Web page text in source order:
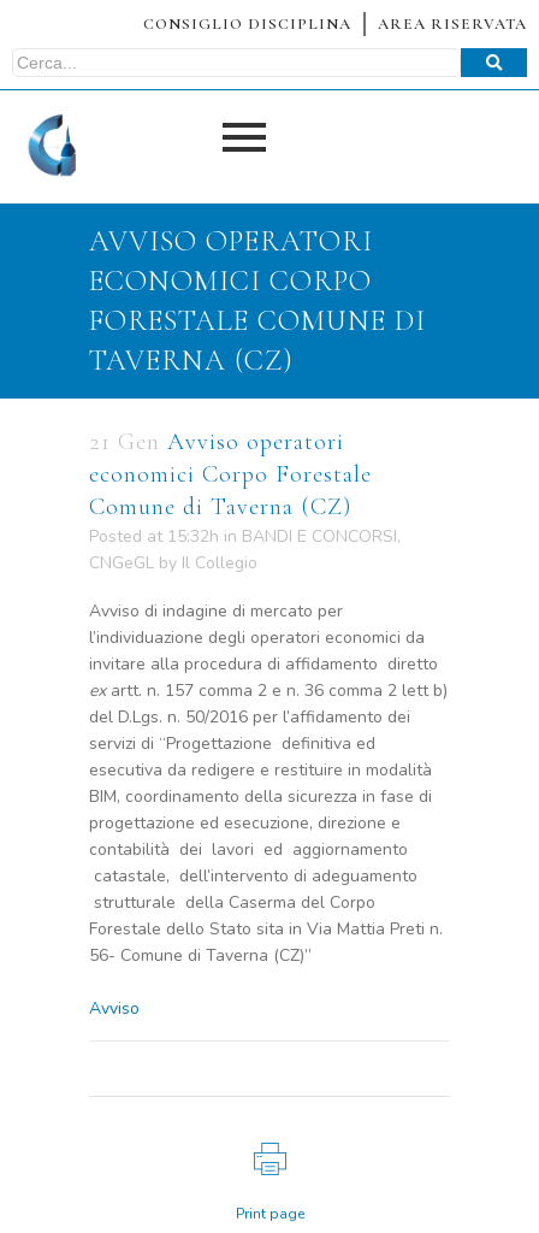
CONSIGLIO DISCIPLINA AREA RISERVATA
AVVISO OPERATORI
ECONOMICI CORPO
FORESTALE COMUNE DI
TAVERNA (CZ)
21 Gen Avviso operatori
economici Corpo Forestale
Comune di Taverna (CZ)
Posted at 15:32h in BANDI E CONCORSI,
CNGeGL by Il Collegio
Avviso di indagine di mercato per
l’individuazione degli operatori economici da
invitare alla procedura di affidamento diretto
ex artt. n. 157 comma 2 e n. 36 comma 2 lett b)
del D.Lgs. n. 50/2016 per l’affidamento dei
servizi di “Progettazione definitiva ed
esecutiva da redigere e restituire in modalità
BIM, coordinamento della sicurezza in fase di
progettazione ed esecuzione, direzione e
contabilità dei lavori ed aggiornamento
catastale, dell’intervento di adeguamento
strutturale della Caserma del Corpo
Forestale dello Stato sita in Via Mattia Preti n.
56- Comune di Taverna (CZ)”
Avviso
Print page